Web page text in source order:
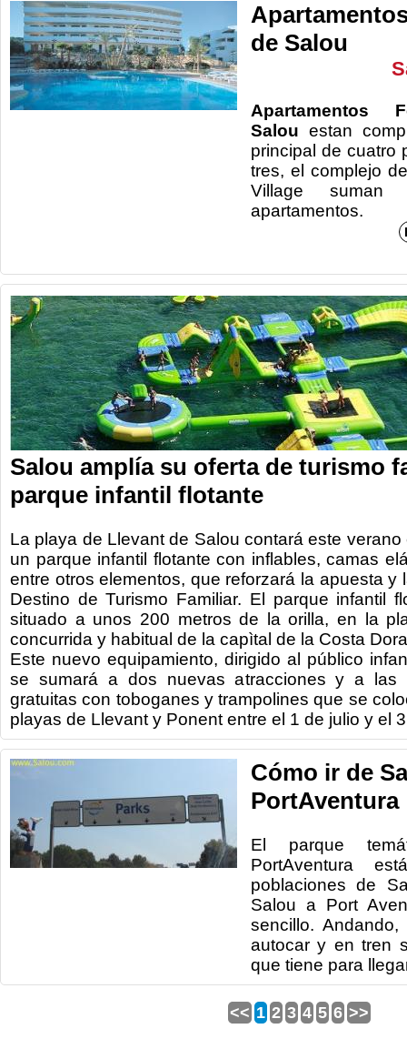
de Salou
Apartamentos
Salou estan
principal de cuatro
tres, el complejo
Village
apartamentos.
Salou amplía su oferta de turismo
parque infantil flotante
La playa de Llevant de Salou contará este
un parque infantil flotante con inflables, camas
entre otros elementos, que reforzará la apuesta y
Destino de Turismo Familiar. El parque infantil
situado a unos 200 metros de la orilla, en la
concurrida y habitual de la capìtal de la Costa
Este nuevo equipamiento, dirigido al público
se sumará a dos nuevas atracciones y a las
gratuitas con toboganes y trampolines que se
playas de Llevant y Ponent entre el 1 de julio y el
Cómo ir de
PortAventura
El parque
PortAventura
poblaciones de
Salou a Port
sencillo.
autocar y en tren
que tiene para
<< 1 2 3 4 5 6 >>